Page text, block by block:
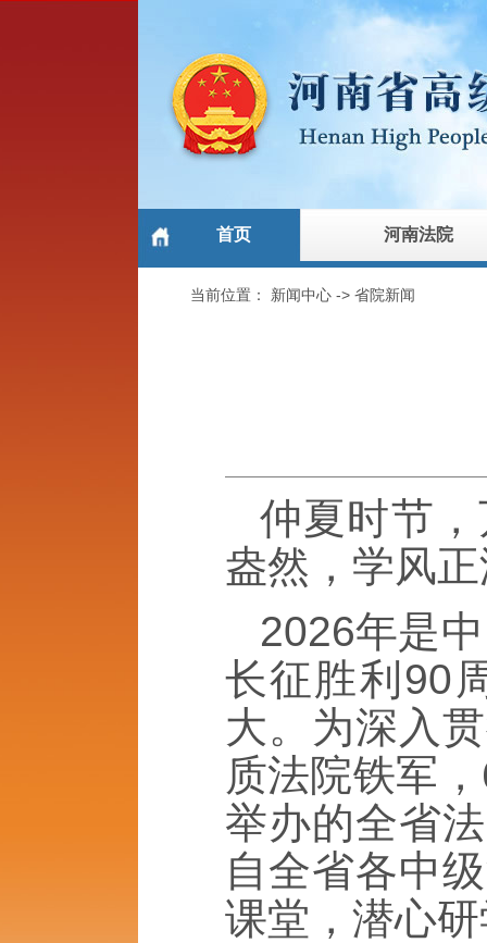
首页 河南法院
当前位置： 新闻中心 ->省院新闻
仲夏时节
盎然，学风
2026年是
长征胜利90
大。为深入
质法院铁军
举办的全省
自全省各中
课堂，潜心